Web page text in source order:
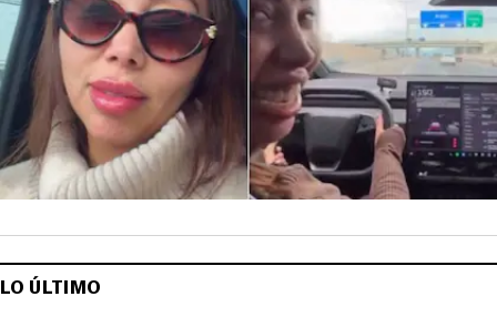
LO ÚLTIMO